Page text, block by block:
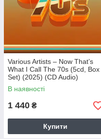
Various Artists – Now That’s
What I Call The 70s (5cd, Box
Set) (2025) (CD Audio)
(Import)
В наявності
1 440 ₴
Купити